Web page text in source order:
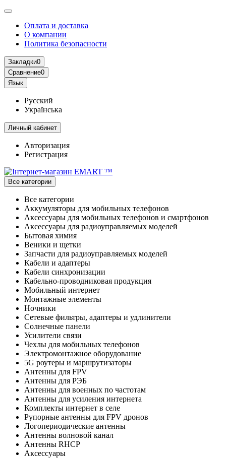
Оплата и доставка
О компании
Политика безопасности
Закладки0
Сравнение0
Язык
Русский
Українська
Личный кабинет
Авторизация
Регистрация
Все категории
Все категории
Аккумуляторы для мобильных телефонов
Аксессуары для мобильных телефонов и смартфонов
Аксессуары для радиоуправляемых моделей
Бытовая химия
Веники и щетки
Запчасти для радиоуправляемых моделей
Кабели и адаптеры
Кабели синхронизации
Кабельно-проводниковая продукция
Мобильный интернет
Монтажные элементы
Ночники
Сетевые фильтры, адаптеры и удлинители
Солнечные панели
Усилители связи
Чехлы для мобильных телефонов
Электромонтажное оборудование
5G роутеры и маршрутизаторы
Антенны для FPV
Антенны для РЭБ
Антенны для военных по частотам
Антенны для усиления интернета
Комплекты интернет в селе
Рупорные антенны для FPV дронов
Логопериодические антенны
Антенны волновой канал
Антенны RHCP
Аксессуары